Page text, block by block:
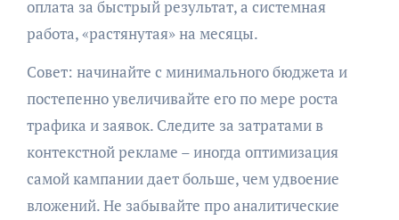
оплата за быстрый результат, а системная
работа, «растянутая» на месяцы.
Совет: начинайте с минимального бюджета и
постепенно увеличивайте его по мере роста
трафика и заявок. Следите за затратами в
контекстной рекламе – иногда оптимизация
самой кампании дает больше, чем удвоение
вложений. Не забывайте про аналитические